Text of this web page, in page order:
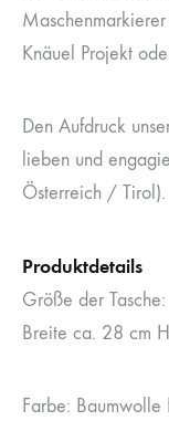
Knäuel Projekt
Den Aufdruck
lieben und
Österreich / Tirol).
Produktdetails
Größe der Tasche:
Breite ca. 28 cm
Farbe: Baumwolle